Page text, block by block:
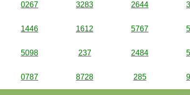
0267 3283 2644
1446 1612 5767
5098 237 2484
0787 8728 285